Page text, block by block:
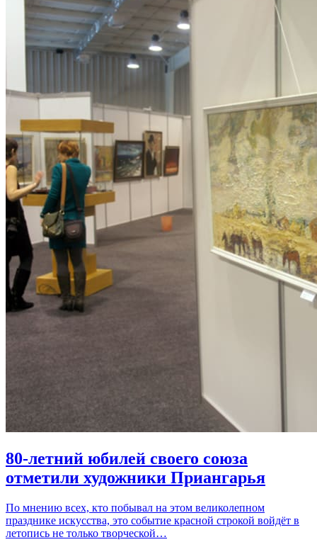
80-летний юбилей своего союза
отметили художники Приангарья
По мнению всех, кто побывал на этом великолепном
празднике искусства, это событие красной строкой войдёт в
летопись не только творческой…